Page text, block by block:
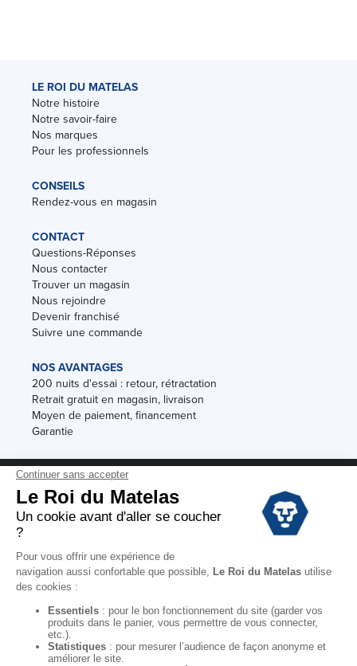
LE ROI DU MATELAS
Notre histoire
Notre savoir-faire
Nos marques
Pour les professionnels
CONSEILS
Rendez-vous en magasin
CONTACT
Questions-Réponses
Nous contacter
Trouver un magasin
Nous rejoindre
Devenir franchisé
Suivre une commande
NOS AVANTAGES
200 nuits d'essai : retour, rétractation
Retrait gratuit en magasin, livraison
Moyen de paiement, financement
Garantie
Conditions des offres
Black Friday
Destockage
Conditions Générales de vente magasin
Mentions Légales
Données personnelles
Codes promo Le Roi du Matelas